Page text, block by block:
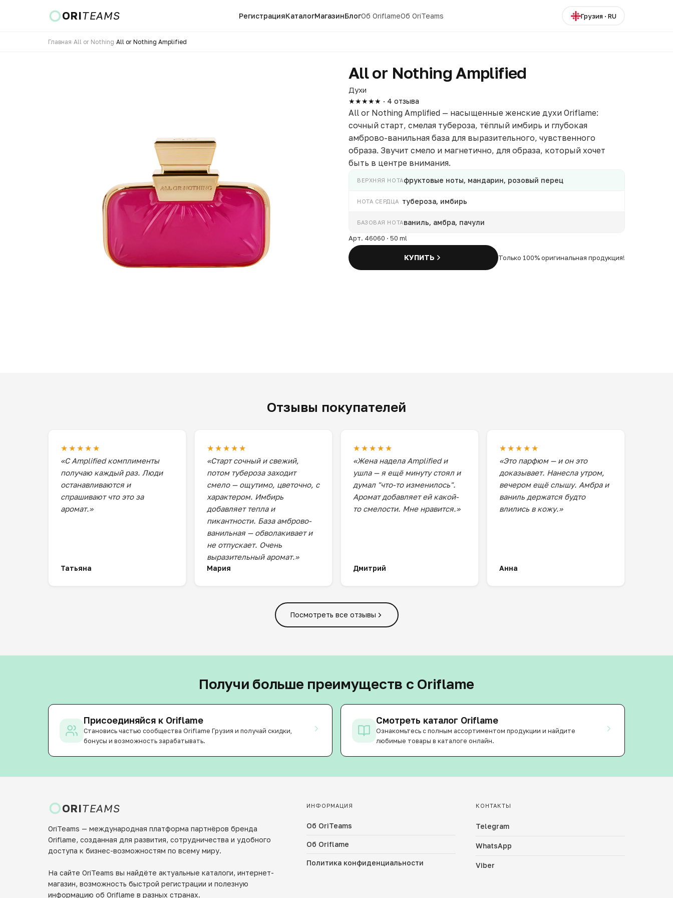
ORITEAMS РегистрацияКаталогМагазинБлогОб OriflameОб OriTeams Грузия· RU
Главная All or Nothing All or Nothing Amplified
All or Nothing Amplified
Духи
★★★★★ · 4 отзыва
All or Nothing Amplified — насыщенные женские духи Oriflame:
сочный старт, смелая тубероза, тёплый имбирь и глубокая
амброво-ванильная база для выразительного, чувственного
образа. Звучит смело и магнетично, для образа, который хочет
быть в центре внимания.
ВЕРХНЯЯ НОТАфруктовые ноты, мандарин, розовый перец
НОТА СЕРДЦА тубероза, имбирь
БАЗОВАЯ НОТАваниль, амбра, пачули
Арт. 46060 · 50 ml
КУПИТЬ Только 100% оригинальная продукция!
Отзывы покупателей
★★★★★
«С Amplified комплименты
получаю каждый раз. Люди
останавливаются и
спрашивают что это за
аромат.»
Татьяна
★★★★★
«Старт сочный и свежий,
потом тубероза заходит
смело — ощутимо, цветочно, с
характером. Имбирь
добавляет тепла и
пикантности. База амброво-
ванильная — обволакивает и
не отпускает. Очень
выразительный аромат.»
Мария
★★★★★
«Жена надела Amplified и
ушла — я ещё минуту стоял и
думал "что-то изменилось".
Аромат добавляет ей какой-
то смелости. Мне нравится.»
Дмитрий
★★★★★
«Это парфюм — и он это
доказывает. Нанесла утром,
вечером ещё слышу. Амбра и
ваниль держатся будто
влились в кожу.»
Анна
Посмотреть все отзывы
Получи больше преимуществ с Oriflame
Присоединяйся к Oriflame
Становись частью сообщества Oriflame Грузия и получай скидки,
бонусы и возможность зарабатывать.
Смотреть каталог Oriflame
Ознакомьтесь с полным ассортиментом продукции и найдите
любимые товары в каталоге онлайн.
ORITEAMS
OriTeams — международная платформа партнёров бренда
Oriflame, созданная для развития, сотрудничества и удобного
доступа к бизнес-возможностям по всему миру.
На сайте OriTeams вы найдёте актуальные каталоги, интернет-
магазин, возможность быстрой регистрации и полезную
информацию об Oriflame в разных странах.
ИНФОРМАЦИЯ
Об OriTeams
Об Oriflame
Политика конфиденциальности
КОНТАКТЫ
Telegram
WhatsApp
Viber